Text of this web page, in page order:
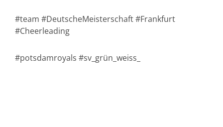
#team #DeutscheMeisterschaft #Frankfurt
#Cheerleading
#potsdamroyals #sv_grün_weiss_